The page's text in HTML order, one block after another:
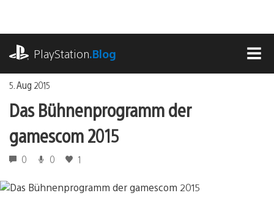
springen
PlayStation.Blog
5. Aug 2015
Das Bühnenprogramm der
gamescom 2015
0 0 1